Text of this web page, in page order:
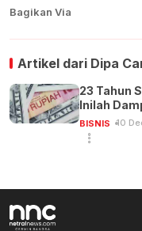
Bagikan Via
Artikel dari Dipa
23 Tahun
Inilah
BISNIS 10